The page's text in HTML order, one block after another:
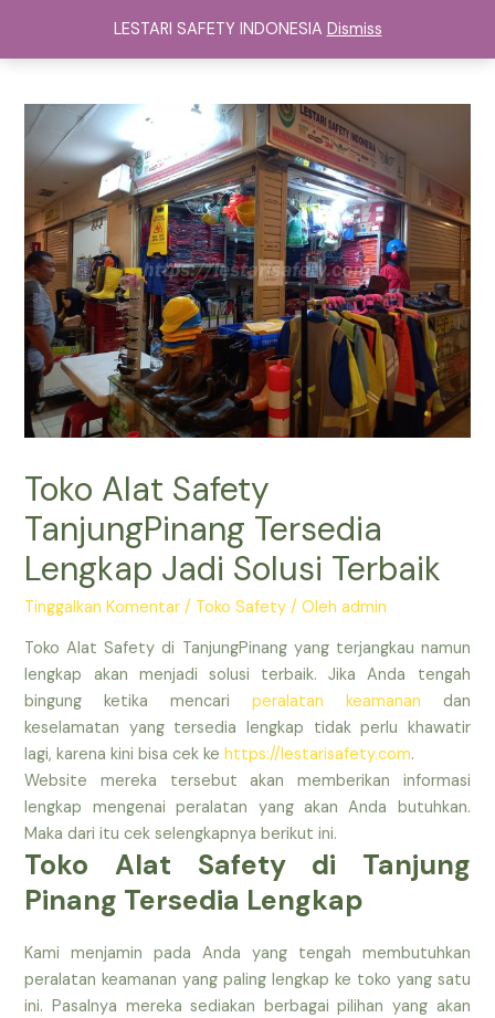
konten
Toko Alat Safety
TanjungPinang Tersedia
Lengkap Jadi Solusi Terbaik
Tinggalkan Komentar / Toko Safety / Olehadmin
Toko Alat Safety di TanjungPinang yang terjangkau namun
lengkap akan menjadi solusi terbaik. Jika Anda tengah
bingung ketika mencari peralatan keamanan dan
keselamatan yang tersedia lengkap tidak perlu khawatir
lagi, karena kini bisa cek ke https://lestarisafety.com.
Website mereka tersebut akan memberikan informasi
lengkap mengenai peralatan yang akan Anda butuhkan.
Maka dari itu cek selengkapnya berikut ini.
Toko Alat Safety di Tanjung
Pinang Tersedia Lengkap
Kami menjamin pada Anda yang tengah membutuhkan
peralatan keamanan yang paling lengkap ke toko yang satu
ini. Pasalnya mereka sediakan berbagai pilihan yang akan
LESTARI SAFETY INDONESIA Dismiss